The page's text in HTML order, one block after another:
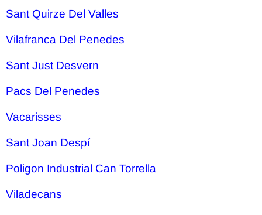
Sant Quirze Del Valles
Vilafranca Del Penedes
Sant Just Desvern
Pacs Del Penedes
Vacarisses
Sant Joan Despí
Poligon Industrial Can Torrella
Viladecans